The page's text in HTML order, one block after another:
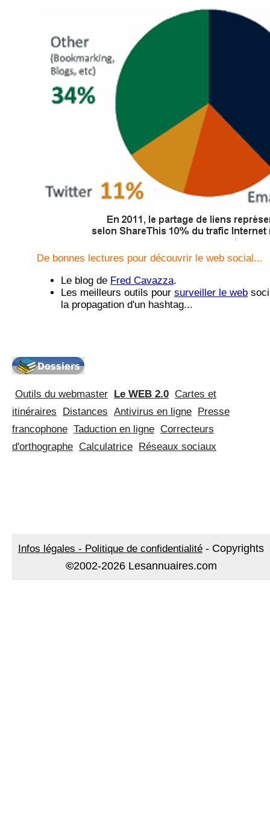
De bonnes lectures pour découvrir le web social...
Le blog de Fred Cavazza.
Les meilleurs outils pour surveiller le web
la propagation d'un hashtag...
Outils du webmaster Le WEB 2.0 Cartes et
itinéraires
Distances Antivirus en ligne
Presse
francophone Taduction en ligne Correcteurs
d'orthographe Calculatrice Réseaux sociaux
Infos légales - Politique de confidentialité - Copyrights
©2002-2026 Lesannuaires.com